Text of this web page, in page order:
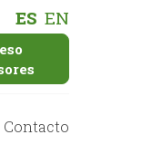
ES EN
Contacto